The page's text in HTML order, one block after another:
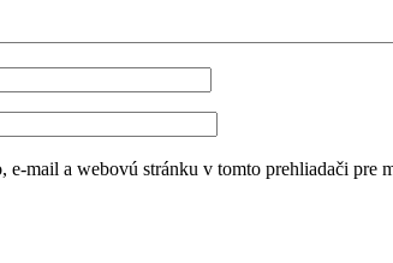
mail a webovú stránku v tomto prehliadači pre